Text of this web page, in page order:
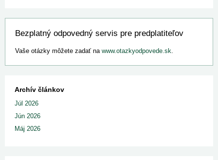
Bezplatný odpovedný servis pre predplatiteľov
Vaše otázky môžete zadať na www.otazkyodpovede.sk.
Archív článkov
Júl 2026
Jún 2026
Máj 2026